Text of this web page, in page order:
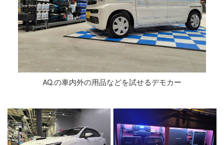
AQ.の車内外の用品などを試せるデモカー